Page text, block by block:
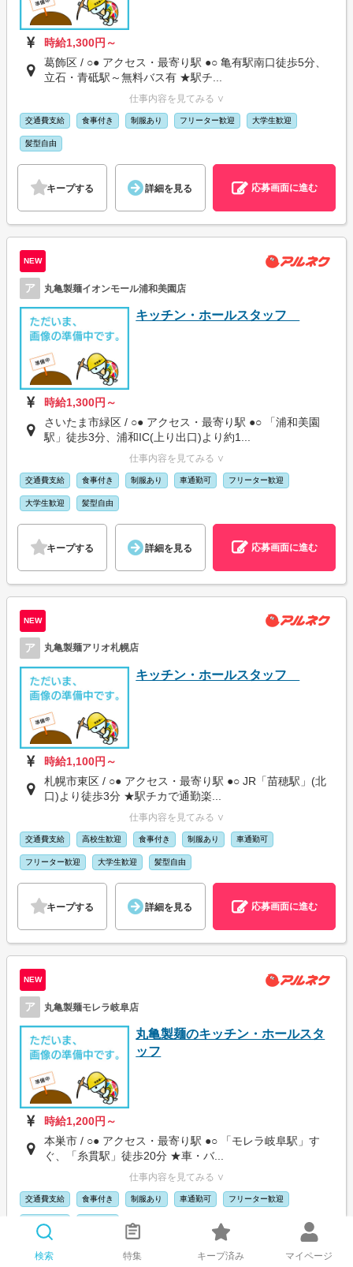
時給1,300円～
葛飾区 / ○● アクセス・最寄り駅 ●○ 亀有駅南口徒歩5分、
立石・青砥駅～無料バス有 ★駅チ...
仕事内容を見てみる ∨
交通費支給 食事付き 制服あり フリーター歓迎 大学生歓迎
髪型自由
キープする 詳細を見る 応募画面に進む
NEW
ア 丸亀製麺イオンモール浦和美園店
キッチン・ホールスタッフ
時給1,300円～
さいたま市緑区 / ○● アクセス・最寄り駅 ●○ 「浦和美園
駅」徒歩3分、浦和IC(上り出口)より約1...
仕事内容を見てみる ∨
交通費支給 食事付き 制服あり 車通勤可 フリーター歓迎
大学生歓迎 髪型自由
キープする 詳細を見る 応募画面に進む
NEW
ア 丸亀製麺アリオ札幌店
キッチン・ホールスタッフ
時給1,100円～
札幌市東区 / ○● アクセス・最寄り駅 ●○ JR「苗穂駅」(北
口)より徒歩3分 ★駅チカで通勤楽...
仕事内容を見てみる ∨
交通費支給 高校生歓迎 食事付き 制服あり 車通勤可
フリーター歓迎 大学生歓迎 髪型自由
キープする 詳細を見る 応募画面に進む
NEW
ア 丸亀製麺モレラ岐阜店
丸亀製麺のキッチン・ホールスタ
ッフ
時給1,200円～
本巣市 / ○● アクセス・最寄り駅 ●○ 「モレラ岐阜駅」す
ぐ、「糸貫駅」徒歩20分 ★車・バ...
仕事内容を見てみる ∨
交通費支給 食事付き 制服あり 車通勤可 フリーター歓迎
検索 特集 キープ済み マイページ